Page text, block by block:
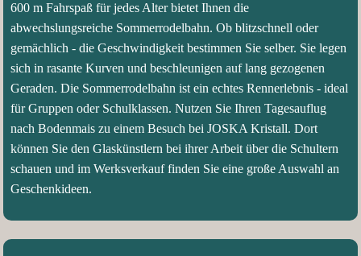
600 m Fahrspaß für jedes Alter bietet Ihnen die
abwechslungsreiche Sommerrodelbahn. Ob blitzschnell oder
gemächlich - die Geschwindigkeit bestimmen Sie selber. Sie legen
sich in rasante Kurven und beschleunigen auf lang gezogenen
Geraden. Die Sommerrodelbahn ist ein echtes Rennerlebnis - ideal
für Gruppen oder Schulklassen. Nutzen Sie Ihren Tagesauflug
nach Bodenmais zu einem Besuch bei JOSKA Kristall. Dort
können Sie den Glaskünstlern bei ihrer Arbeit über die Schultern
schauen und im Werksverkauf finden Sie eine große Auswahl an
Geschenkideen.